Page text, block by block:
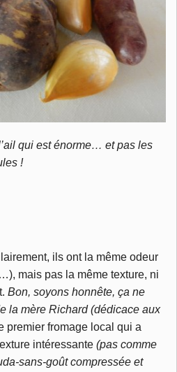
qui est énorme… et pas les
!
ils ont la même odeur
mais pas la même texture, ni
Bon, soyons honnête, ça ne
la mère Richard (dédicace aux
premier fromage local qui a
intéressante (pas comme
sans-goût compressée et